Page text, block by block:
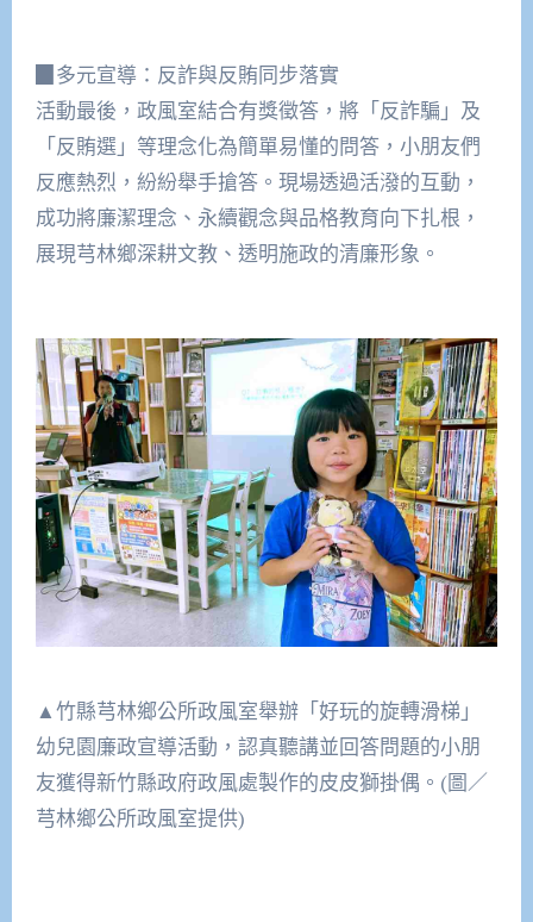
▉多元宣導：反詐與反賄同步落實
活動最後，政風室結合有獎徵答，將「反詐騙」及
「反賄選」等理念化為簡單易懂的問答，小朋友們
反應熱烈，紛紛舉手搶答。現場透過活潑的互動，
成功將廉潔理念、永續觀念與品格教育向下扎根，
展現芎林鄉深耕文教、透明施政的清廉形象。
▲竹縣芎林鄉公所政風室舉辦「好玩的旋轉滑梯」
幼兒園廉政宣導活動，認真聽講並回答問題的小朋
友獲得新竹縣政府政風處製作的皮皮獅掛偶。(圖／
芎林鄉公所政風室提供)